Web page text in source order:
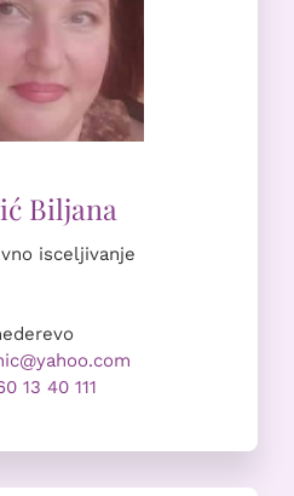
isceljivanje
13 40 111